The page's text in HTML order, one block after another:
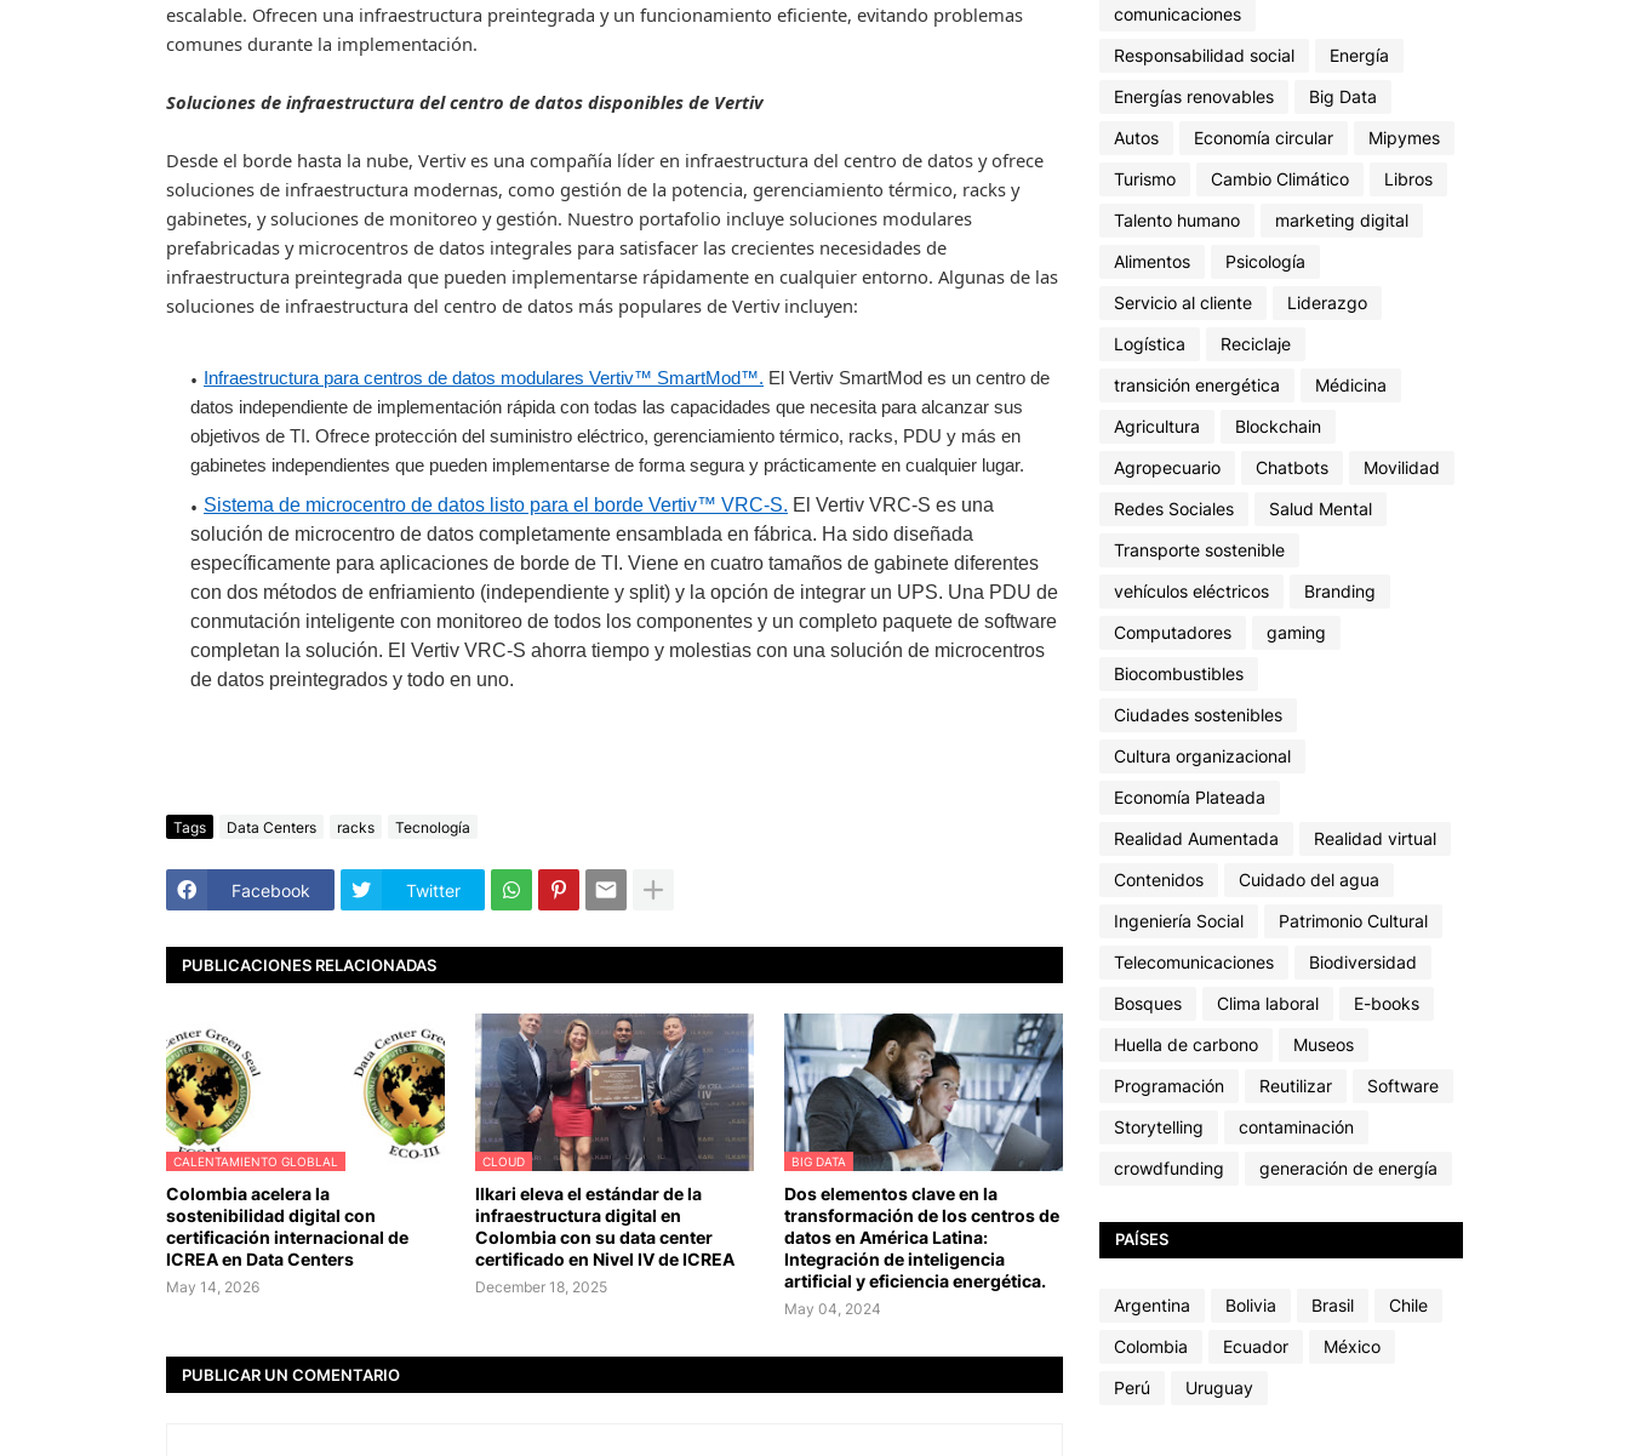
escalable. Ofrecen una infraestructura preintegrada y un funcionamiento eficiente, evitando problemas
comunes durante la implementación.
Soluciones de infraestructura del centro de datos disponibles de Vertiv
Desde el borde hasta la nube, Vertiv es una compañía líder en infraestructura del centro de datos y ofrece
soluciones de infraestructura modernas, como gestión de la potencia, gerenciamiento térmico, racks y
gabinetes, y soluciones de monitoreo y gestión. Nuestro portafolio incluye soluciones modulares
prefabricadas y microcentros de datos integrales para satisfacer las crecientes necesidades de
infraestructura preintegrada que pueden implementarse rápidamente en cualquier entorno. Algunas de las
soluciones de infraestructura del centro de datos más populares de Vertiv incluyen:
Infraestructura para centros de datos modulares Vertiv™ SmartMod™. El Vertiv SmartMod es un centro de
datos independiente de implementación rápida con todas las capacidades que necesita para alcanzar sus
objetivos de TI. Ofrece protección del suministro eléctrico, gerenciamiento térmico, racks, PDU y más en
gabinetes independientes que pueden implementarse de forma segura y prácticamente en cualquier lugar.
Sistema de microcentro de datos listo para el borde Vertiv™ VRC-S. El Vertiv VRC-S es una
solución de microcentro de datos completamente ensamblada en fábrica. Ha sido diseñada
específicamente para aplicaciones de borde de TI. Viene en cuatro tamaños de gabinete diferentes
con dos métodos de enfriamiento (independiente y split) y la opción de integrar un UPS. Una PDU de
conmutación inteligente con monitoreo de todos los componentes y un completo paquete de software
completan la solución. El Vertiv VRC-S ahorra tiempo y molestias con una solución de microcentros
de datos preintegrados y todo en uno.
Tags Data Centers racks Tecnología
Facebook Twitter
PUBLICACIONES RELACIONADAS
CALENTAMIENTO GLOBLAL
Colombia acelera la
sostenibilidad digital con
certificación internacional de
ICREA en Data Centers
May 14, 2026
CLOUD
Ilkari eleva el estándar de la
infraestructura digital en
Colombia con su data center
certificado en Nivel IV de ICREA
December 18, 2025
BIG DATA
Dos elementos clave en la
transformación de los centros de
datos en América Latina:
Integración de inteligencia
artificial y eficiencia energética.
May 04, 2024
PUBLICAR UN COMENTARIO
comunicaciones
Responsabilidad social
Energía
Energías renovables
Big Data
Autos
Economía circular
Mipymes
Turismo
Cambio Climático
Libros
Talento humano
marketing digital
Alimentos
Psicología
Servicio al cliente
Liderazgo
Logística
Reciclaje
transición energética
Médicina
Agricultura
Blockchain
Agropecuario
Chatbots
Movilidad
Redes Sociales
Salud Mental
Transporte sostenible
vehículos eléctricos
Branding
Computadores
gaming
Biocombustibles
Ciudades sostenibles
Cultura organizacional
Economía Plateada
Realidad Aumentada
Realidad virtual
Contenidos
Cuidado del agua
Ingeniería Social
Patrimonio Cultural
Telecomunicaciones
Biodiversidad
Bosques
Clima laboral
E-books
Huella de carbono
Museos
Programación
Reutilizar
Software
Storytelling
contaminación
crowdfunding
generación de energía
PAÍSES
Argentina Bolivia Brasil
Chile
Colombia
Ecuador
México
Perú
Uruguay